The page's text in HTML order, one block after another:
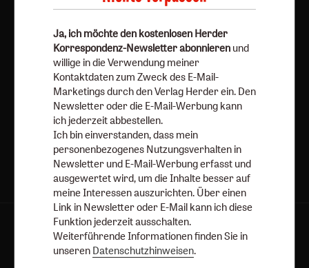
Weiterführende Informationen finden Sie in unseren
Datenschutzhinweisen
AGB und Widerrufsbelehrung
Datenschutz
Barrierefreiheit
Impressum
Ja, ich möchte den kostenlosen Herder
Korrespondenz-Newsletter abonnieren und
willige in die Verwendung meiner
Kontaktdaten zum Zweck des E-Mail-
Marketings durch den Verlag Herder ein. Den
Newsletter oder die E-Mail-Werbung kann
ich jederzeit abbestellen.
Ich bin einverstanden, dass mein
personenbezogenes Nutzungsverhalten in
Newsletter und E-Mail-Werbung erfasst und
ausgewertet wird, um die Inhalte besser auf
meine Interessen auszurichten. Über einen
Link in Newsletter oder E-Mail kann ich diese
Funktion jederzeit ausschalten.
Weiterführende Informationen finden Sie in
unseren Datenschutzhinweisen.